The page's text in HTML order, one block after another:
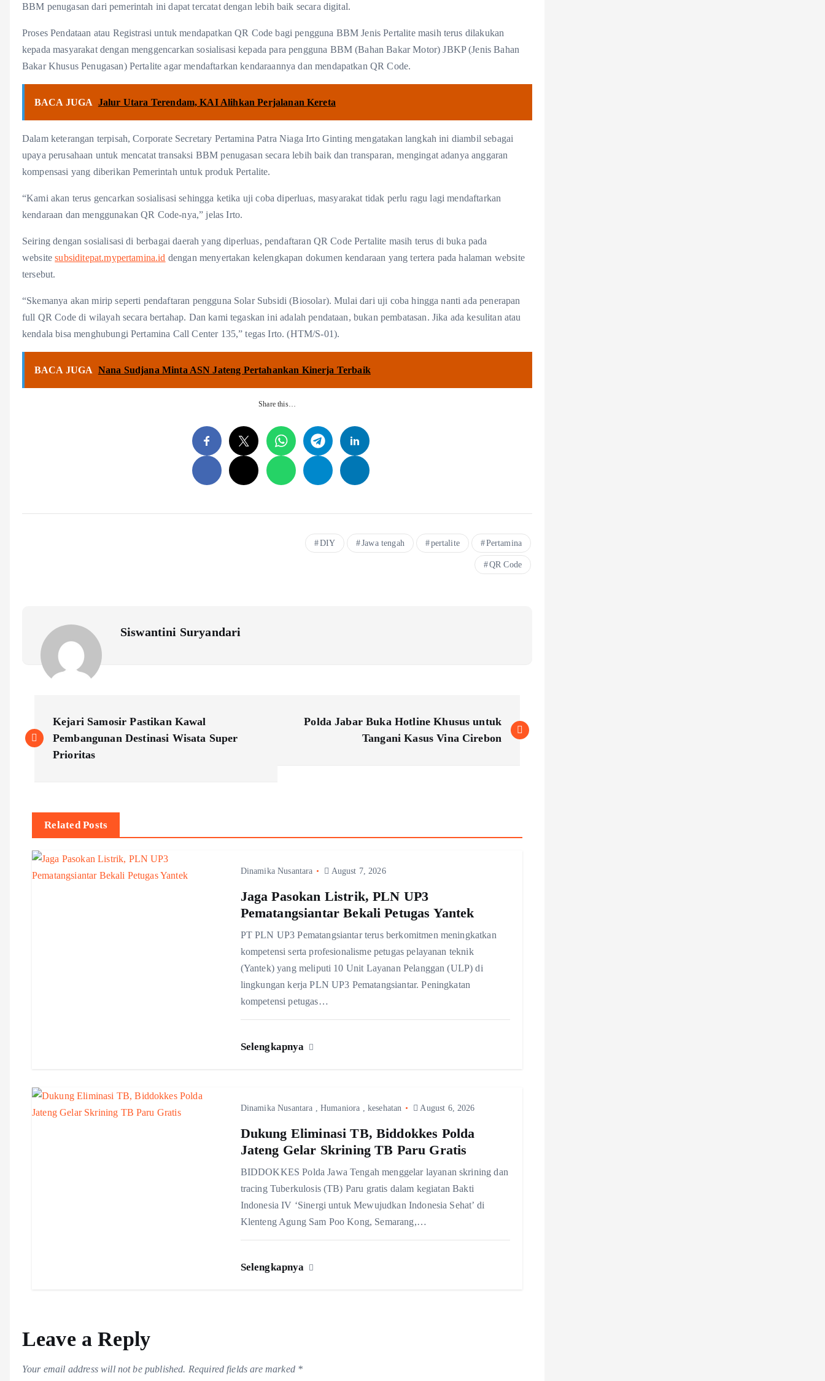
BBM penugasan dari pemerintah ini dapat tercatat dengan lebih baik secara digital.
Proses Pendataan atau Registrasi untuk mendapatkan QR Code bagi pengguna BBM Jenis Pertalite masih terus dilakukan
kepada masyarakat dengan menggencarkan sosialisasi kepada para pengguna BBM (Bahan Bakar Motor) JBKP (Jenis Bahan
Bakar Khusus Penugasan) Pertalite agar mendaftarkan kendaraannya dan mendapatkan QR Code.
BACA JUGA Jalur Utara Terendam, KAI Alihkan Perjalanan Kereta
Dalam keterangan terpisah, Corporate Secretary Pertamina Patra Niaga Irto Ginting mengatakan langkah ini diambil sebagai
upaya perusahaan untuk mencatat transaksi BBM penugasan secara lebih baik dan transparan, mengingat adanya anggaran
kompensasi yang diberikan Pemerintah untuk produk Pertalite.
“Kami akan terus gencarkan sosialisasi sehingga ketika uji coba diperluas, masyarakat tidak perlu ragu lagi mendaftarkan
kendaraan dan menggunakan QR Code-nya,” jelas Irto.
Seiring dengan sosialisasi di berbagai daerah yang diperluas, pendaftaran QR Code Pertalite masih terus di buka pada
websitesubsiditepat.mypertamina.id dengan menyertakan kelengkapan dokumen kendaraan yang tertera pada halaman website
tersebut.
“Skemanya akan mirip seperti pendaftaran pengguna Solar Subsidi (Biosolar). Mulai dari uji coba hingga nanti ada penerapan
full QR Code di wilayah secara bertahap. Dan kami tegaskan ini adalah pendataan, bukan pembatasan. Jika ada kesulitan atau
kendala bisa menghubungi Pertamina Call Center 135,” tegas Irto. (HTM/S-01).
BACA JUGA Nana Sudjana Minta ASN Jateng Pertahankan Kinerja Terbaik
Share this…
DIY Jawa tengah pertalite Pertamina
QR Code
Siswantini Suryandari
o
n
a
o
Kejari Samosir Pastikan Kawal
Pembangunan Destinasi Wisata Super
Prioritas
Polda Jabar Buka Hotline Khusus untuk
Tangani Kasus Vina Cirebon
Related Posts
Dinamika Nusantara August 7, 2026
Jaga Pasokan Listrik, PLN UP3
Pematangsiantar Bekali Petugas Yantek
PT PLN UP3 Pematangsiantar terus berkomitmen meningkatkan
kompetensi serta profesionalisme petugas pelayanan teknik
(Yantek) yang meliputi 10 Unit Layanan Pelanggan (ULP) di
lingkungan kerja PLN UP3 Pematangsiantar. Peningkatan
kompetensi petugas…
Selengkapnya
Dinamika Nusantara ,Humaniora kesehatan August 6, 2026
Dukung Eliminasi TB, Biddokkes Polda
Jateng Gelar Skrining TB Paru Gratis
BIDDOKKES Polda Jawa Tengah menggelar layanan skrining dan
tracing Tuberkulosis (TB) Paru gratis dalam kegiatan Bakti
Indonesia IV ‘Sinergi untuk Mewujudkan Indonesia Sehat’ di
Klenteng Agung Sam Poo Kong, Semarang,…
Selengkapnya
Leave a Reply
Your email address will not be published. Required fields are marked *